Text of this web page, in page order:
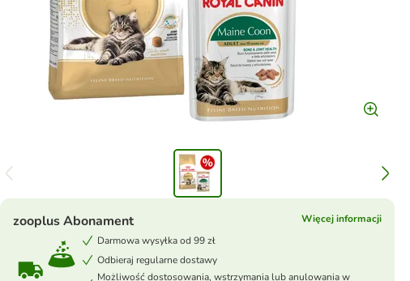
zooplus Abonament
Więcej informacji
Darmowa wysyłka od 99 zł
Odbieraj regularne dostawy
Możliwość dostosowania, wstrzymania lub anulowania w